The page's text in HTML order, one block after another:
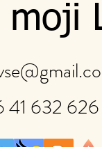
41 632 626